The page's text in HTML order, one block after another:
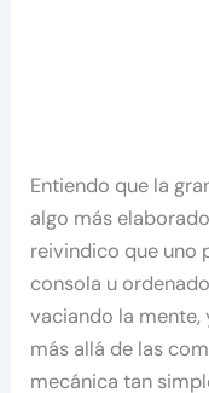
Entiendo que la
algo más
reivindico que uno
consola u
vaciando la mente,
más allá de las
mecánica tan